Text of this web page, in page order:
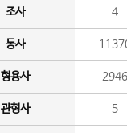
조사 4
동사
형용사 2946
관형사 5